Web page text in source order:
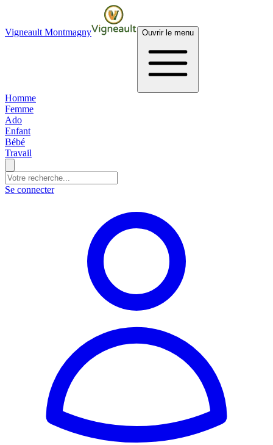
Vigneault Montmagny Ouvrir le menu
Homme
Femme
Ado
Enfant
Bébé
Travail
Se connecter